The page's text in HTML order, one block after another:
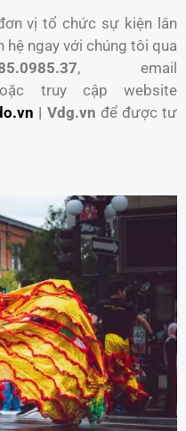
vị tổ chức sự kiện lân
hệ ngay với chúng tôi qua
, email
truy cập website
| Vdg.vn để được tư